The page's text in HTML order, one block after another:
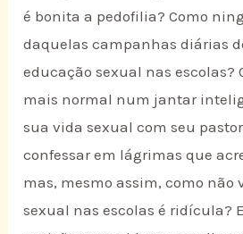
é bonita a pedofilia? Como
daquelas campanhas diárias
educação sexual nas escolas?
mais normal num jantar
sua vida sexual com seu
confessar em lágrimas que
mas, mesmo assim, como não
sexual nas escolas é ridícula?